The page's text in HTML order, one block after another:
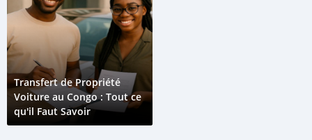
Transfert de Propriété
Voiture au Congo : Tout ce
qu'il Faut Savoir